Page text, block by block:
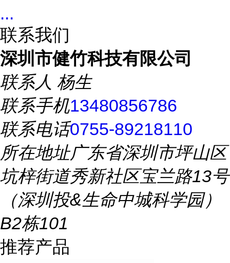
...
联系我们
深圳市健竹科技有限公司
联系人 杨生
联系手机13480856786
联系电话0755-89218110
所在地址广东省深圳市坪山区
坑梓街道秀新社区宝兰路13号
（深圳投&生命中城科学园）
B2栋101
推荐产品